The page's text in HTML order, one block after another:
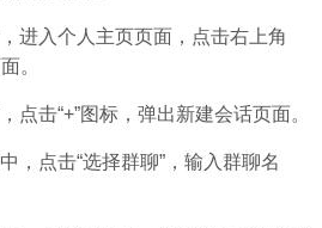
进入个人主页页面，点击右上角
。
点击“+”图标，弹出新建会话页面。
，点击“选择群聊”，输入群聊名